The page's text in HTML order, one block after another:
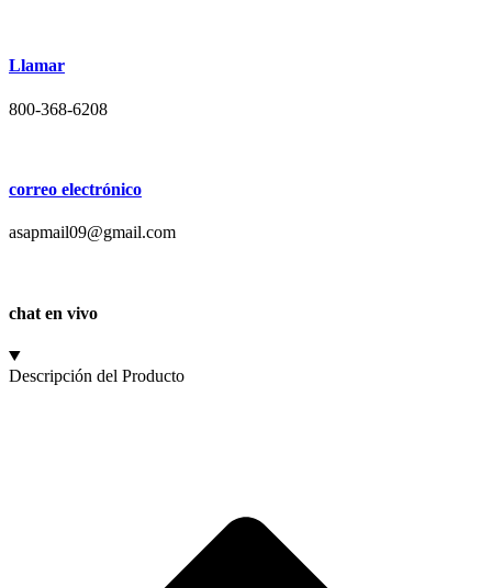
Llamar
800-368-6208
correo electrónico
asapmail09@gmail.com
chat en vivo
Descripción del Producto